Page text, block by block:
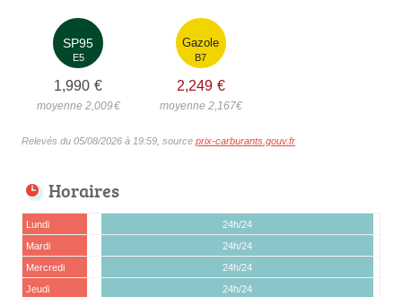
SP95
E5
1,990 €
moyenne 2,009€
Gazole
B7
2,249 €
moyenne 2,167€
Relevés du 05/08/2026 à 19:59, source prix-carburants.gouv.fr
Horaires
Lundi
24h/24
Mardi
24h/24
Mercredi
24h/24
Jeudi
24h/24